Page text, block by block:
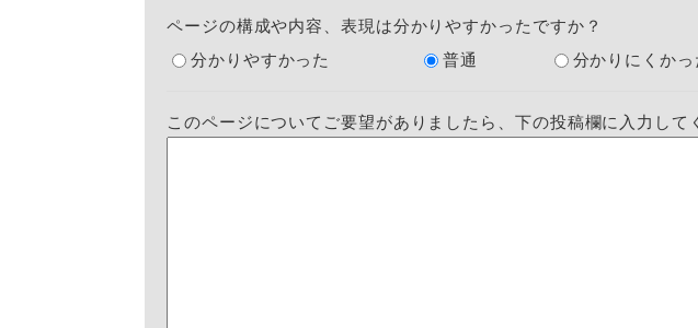
ページの構成や内容、表現は分かりやすかったですか？
分かりやすかった
普通 分かりにくかっ
このページについてご要望がありましたら、下の投稿欄に入力して